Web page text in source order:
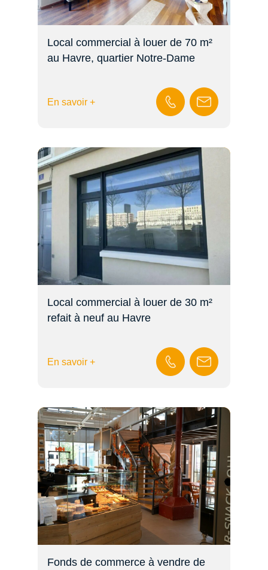
Local commercial à louer de 70 m²
au Havre, quartier Notre-Dame
En savoir +
Local commercial à louer de 30 m²
refait à neuf au Havre
En savoir +
Fonds de commerce à vendre de